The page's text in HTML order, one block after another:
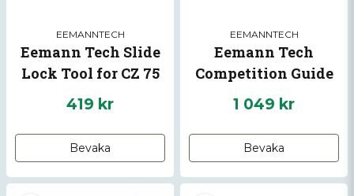
EEMANNTECH
Eemann Tech Slide
Lock Tool for CZ 75
419 kr
Bevaka
EEMANNTECH
Eemann Tech
Competition Guide
Rod Toolless for
1911/2011
1 049 kr
Bevaka